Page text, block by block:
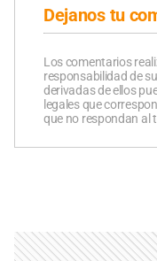
Dejanos tu
Los comentarios
responsabilidad de
derivadas de ellos
legales que
que no respondan al